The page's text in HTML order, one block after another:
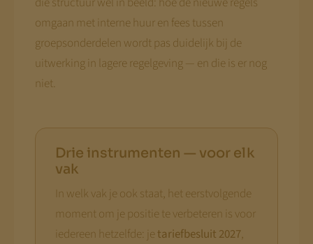
omgaan met interne huur en fees tussen
groepsonderdelen wordt pas duidelijk bij de
uitwerking in lagere regelgeving — en die is er nog
niet.
Drie instrumenten — voor elk
vak
In welk vak je ook staat, het eerstvolgende
moment om je positie te verbeteren is voor
iedereen hetzelfde: je tariefbesluit 2027,